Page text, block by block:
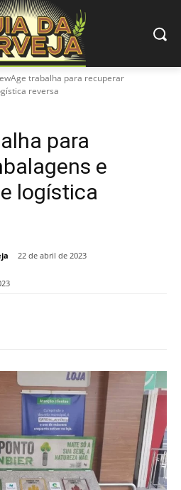
trabalha para recuperar
reversa
para
e
logística
22 de abril de 2023